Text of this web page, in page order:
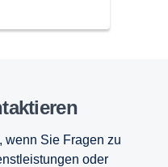
wenn Sie Fragen zu
oder